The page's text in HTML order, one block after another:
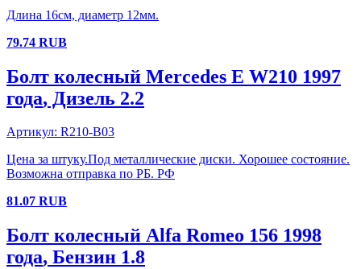
Длина 16см, диаметр 12мм.
79.74 RUB
Болт колесный Mercedes E W210 1997
года, Дизель 2.2
Артикул: R210-B03
Цена за штуку.Под металлические диски. Хорошее состояние.
Возможна отправка по РБ. РФ
81.07 RUB
Болт колесный Alfa Romeo 156 1998
года, Бензин 1.8